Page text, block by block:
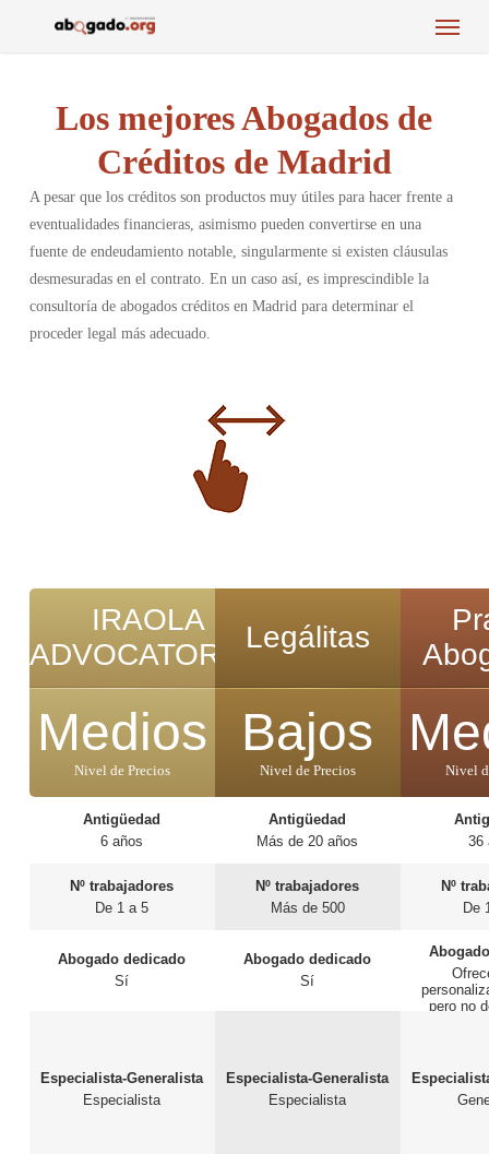
Menu
Los mejores Abogados de
Créditos de Madrid
A pesar que los créditos son productos muy útiles para hacer frente a
eventualidades financieras, asimismo pueden convertirse en una
fuente de endeudamiento notable, singularmente si existen cláusulas
desmesuradas en el contrato. En un caso así, es imprescindible la
consultoría de abogados créditos en Madrid para determinar el
proceder legal más adecuado.
IRAOLA
ADVOCATORUM
Medios
Nivel de Precios
Antigüedad
6 años
Nº trabajadores
De 1 a 5
Abogado dedicado
Sí
Especialista-Generalista
Especialista
Legálitas
Bajos
Nivel de Precios
Antigüedad
Más de 20 años
Nº trabajadores
Más de 500
Abogado dedicado
Sí
Especialista-Generalista
Especialista
Nivel
36
Nº
De
pero no